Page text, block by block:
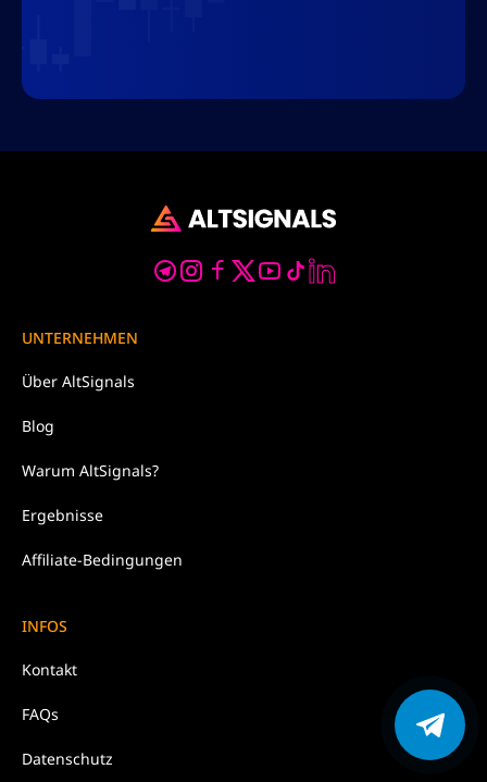
UNTERNEHMEN
Über AltSignals
Blog
Warum AltSignals?
Ergebnisse
Affiliate-Bedingungen
INFOS
Kontakt
FAQs
Datenschutz